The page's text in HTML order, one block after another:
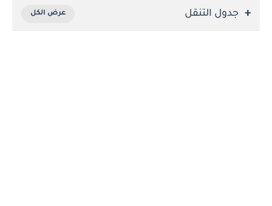
جدول التنقل